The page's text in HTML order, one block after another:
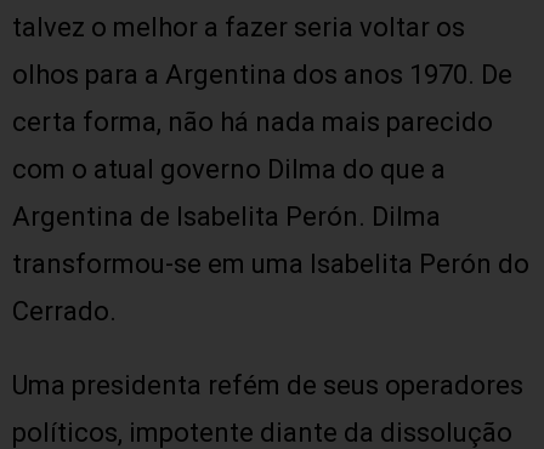
talvez o melhor a fazer seria voltar os
olhos para a Argentina dos anos 1970. De
certa forma, não há nada mais parecido
com o atual governo Dilma do que a
Argentina de Isabelita Perón. Dilma
transformou-se em uma Isabelita Perón do
Cerrado.
Uma presidenta refém de seus operadores
políticos, impotente diante da dissolução